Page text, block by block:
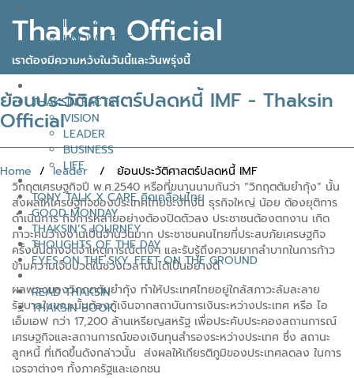
Thaksin Official
เราต้องมีความหวังในวันนี้และวันพรุ่งนี้
INNOVATION
KNOWLEDGE
BUSINESS
POLITICAL VIEW
THAKSIN FACTS
VISION
LEADER
BUSINESS
LIFE
TONY TALK X CARE คิดเคลื่อนไทย
GOOD MONDAY
THAKSIN’S JOURNEY
THOUGHTS OF THE DAY
EYES ON THE SKY, FEET ON THE GROUND
READ THAKSIN
THAKSIN BOOK
ย้อนประวัติศาสตร์ปลดหนี้ IMF - Thaksin
Official
Home /leader / ย้อนประวัติศาสตร์ปลดหนี้ IMF
วิกฤตเศรษฐกิจปี พ.ศ.2540 หรือที่ขนานนามกันว่า “วิกฤตต้มยำกุ้ง” นั้น
ส่งผลให้เศรษฐกิจของประเทศไทยชะงักงัน ธุรกิจใหญ่ น้อย ต้องยุติการ
ดำเนินการ กิจการหลายอย่างต้องปิดตัวลง ประชาชนต้องตกงาน เกิด
ภาวะคนว่างงานเป็นจำนวนมาก ประชาชนคนไทยที่ประสบภัยเศรษฐกิจ
ครั้งนั้นต่างจดจำเหตุการณ์ต่างๆ และรับรู้ถึงความยากลำบากในการก้าว
ข้ามความเจ็บปวดในช่วงเวลานั้นได้เป็นอย่างดี
ผลพวงของวิกฤตต้มยำกุ้ง ทำให้ประเทศไทยอยู่ใกล้สภาวะล้มละลาย
รัฐบาลในขณะนั้นต้องกู้เงินจากสถาบันการเงินระหว่างประเทศ หรือ ไอ
เอ็มเอฟ กว่า 17,200 ล้านเหรียญสหรัฐ เพื่อประคับประคองสถานการณ์
เศรษฐกิจและสถานการณ์ของเงินทุนสำรองระหว่างประเทศ ซึ่ง สถานะ
ลูกหนี้ ที่เกิดขึ้นดังกล่าวนั้น ส่งผลให้เกียรติภูมิของประเทศลดลง ในการ
เจรจาต่างๆ ทั้งภาครัฐและเอกชน